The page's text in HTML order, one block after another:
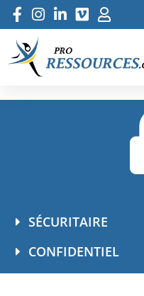
SÉCURITAIRE
CONFIDENTIEL